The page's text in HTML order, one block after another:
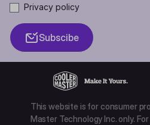
Privacy policy
Subscibe
This website is for consumer
Master Technology Inc. only.